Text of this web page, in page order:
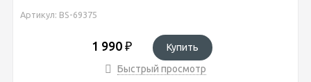
Артикул: BS-69375
1 990 ₽
Купить
Быстрый просмотр